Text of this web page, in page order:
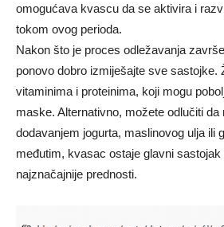
omogućava kvascu da se aktivira i
tokom ovog perioda.
Nakon što je proces odležavanja
ponovo dobro izmiješajte sve sastojke.
vitaminima i proteinima, koji mogu
maske. Alternativno, možete odlučiti
dodavanjem jogurta, maslinovog ulja ili
međutim, kvasac ostaje glavni sastojak
najznačajnije prednosti.